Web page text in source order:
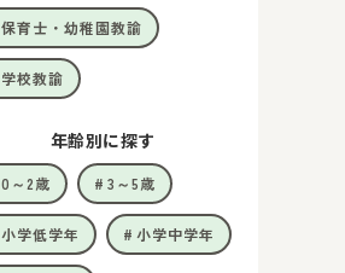
保育士・幼稚園教諭
学校教諭
年齢別に探す
0～2歳 3～5歳
小学低学年 小学中学年